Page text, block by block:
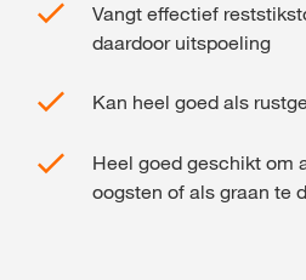
Vangt effectief
daardoor uitspoeling
Kan heel goed als
Heel goed geschikt om
oogsten of als graan te